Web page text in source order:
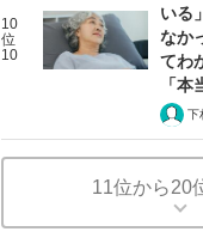
10
位
10
いる
なか
てわ
「本
下
11位から20